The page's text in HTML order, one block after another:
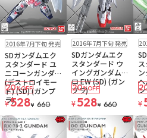
販売中
2016年7月下旬 発売
SDガンダムエク
スタンダード ユ
ニコーンガンダム
(デストロイモー
ド) (SD) (ガンプ
ラ)
20%OFF
¥528¥ 660
販売中
2016年7月下旬 発売
SDガンダムエク
スタンダード ウ
イングガンダムゼ
ロ EW (SD) (ガン
プラ)
20%OFF
¥ 528¥ 660
販
ヘ
¥
お気に入りに追加お気に入りに追加
お